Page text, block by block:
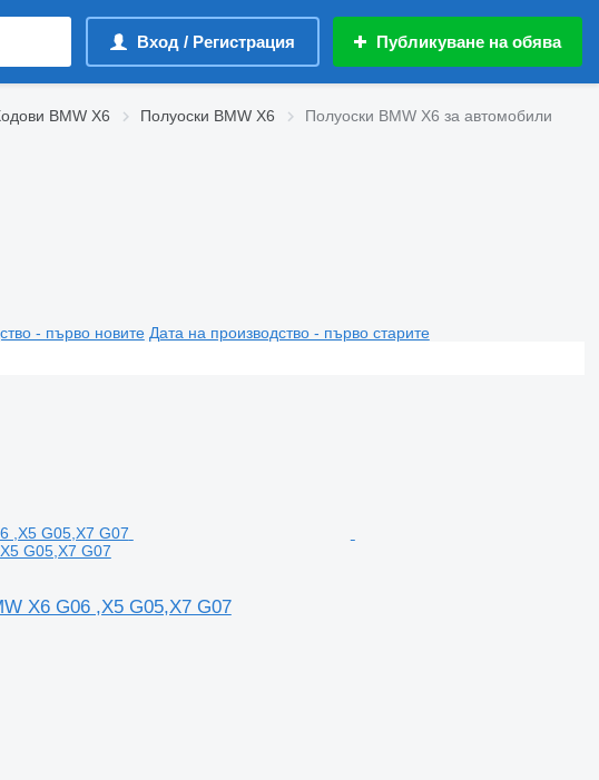
Вход / Регистрация Публикуване на обява
BMW X6 Полуоски BMW X6 Полуоски BMW X6 за автомобили
- първо новите Дата на производство - първо старите
G05,X7 G07
X6 G06 ,X5 G05,X7 G07